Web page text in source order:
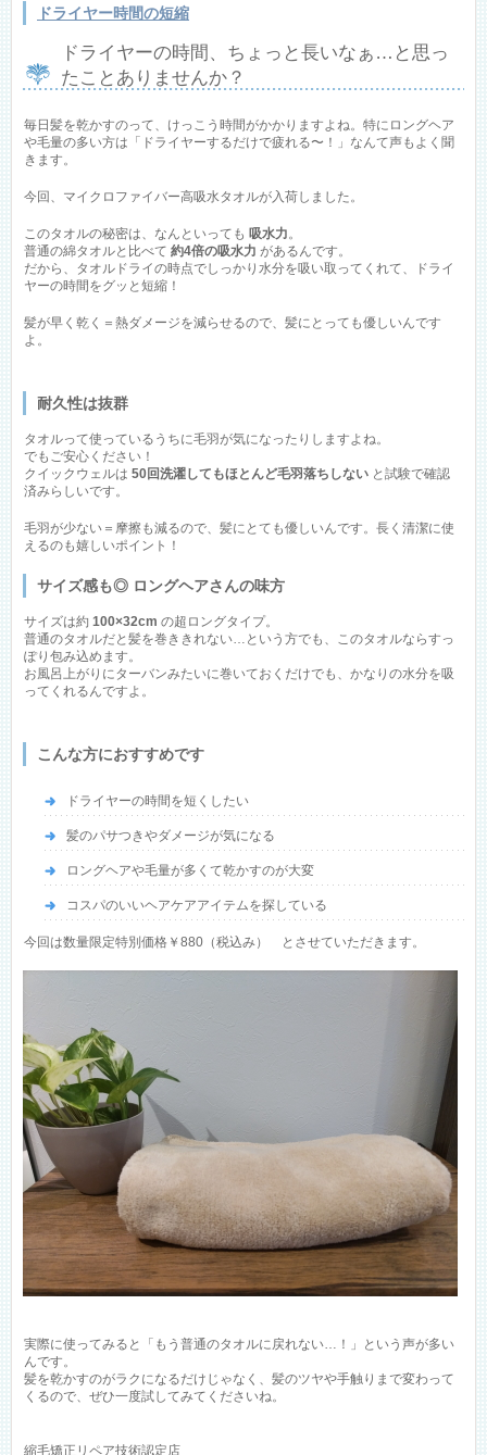
ドライヤー時間の短縮
ドライヤーの時間、ちょっと長いなぁ…と思っ
たことありませんか？
毎日髪を乾かすのって、けっこう時間がかかりますよね。特にロングヘア
や毛量の多い方は「ドライヤーするだけで疲れる〜！」なんて声もよく聞
きます。
今回、マイクロファイバー高吸水タオルが入荷しました。
このタオルの秘密は、なんといっても吸水力。
普通の綿タオルと比べて約4倍の吸水力 があるんです。
だから、タオルドライの時点でしっかり水分を吸い取ってくれて、ドライ
ヤーの時間をグッと短縮！
髪が早く乾く＝熱ダメージを減らせるので、髪にとっても優しいんです
よ。
耐久性は抜群
タオルって使っているうちに毛羽が気になったりしますよね。
でもご安心ください！
クイックウェルは50回洗濯してもほとんど毛羽落ちしない と試験で確認
済みらしいです。
毛羽が少ない＝摩擦も減るので、髪にとても優しいんです。長く清潔に使
えるのも嬉しいポイント！
サイズ感も◎ ロングヘアさんの味方
サイズは約100×32cm の超ロングタイプ。
普通のタオルだと髪を巻ききれない…という方でも、このタオルならすっ
ぽり包み込めます。
お風呂上がりにターバンみたいに巻いておくだけでも、かなりの水分を吸
ってくれるんですよ。
こんな方におすすめです
ドライヤーの時間を短くしたい
髪のパサつきやダメージが気になる
ロングヘアや毛量が多くて乾かすのが大変
コスパのいいヘアケアアイテムを探している
今回は数量限定特別価格￥880（税込み） とさせていただきます。
実際に使ってみると「もう普通のタオルに戻れない…！」という声が多い
んです。
髪を乾かすのがラクになるだけじゃなく、髪のツヤや手触りまで変わって
くるので、ぜひ一度試してみてくださいね。
縮毛矯正リペア技術認定店